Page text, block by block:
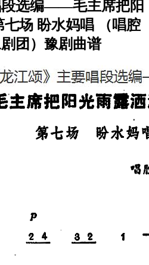
段选编——毛主席把阳
场 盼水妈唱 （唱腔
团）豫剧曲谱